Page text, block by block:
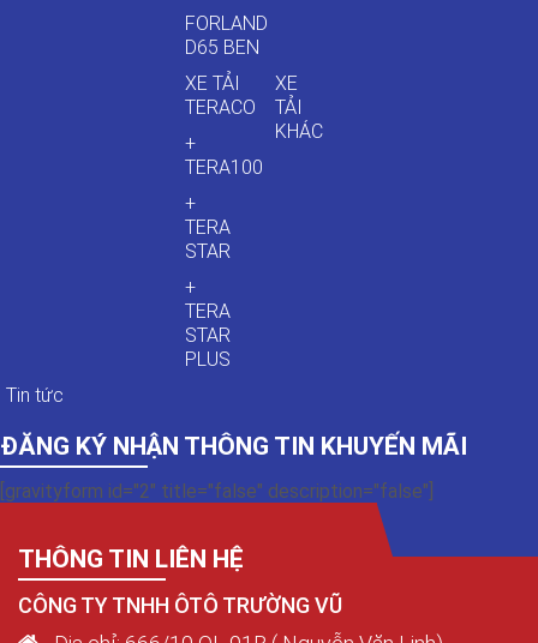
FORLAND
D65 BEN
XE TẢI
TERACO
+
TERA100
+
TERA
STAR
+
TERA
STAR
PLUS
XE
TẢI
KHÁC
Tin tức
ĐĂNG KÝ NHẬN THÔNG TIN KHUYẾN MÃI
[gravityform id="2" title="false" description="false"]
THÔNG TIN LIÊN HỆ
CÔNG TY TNHH ÔTÔ TRƯỜNG VŨ